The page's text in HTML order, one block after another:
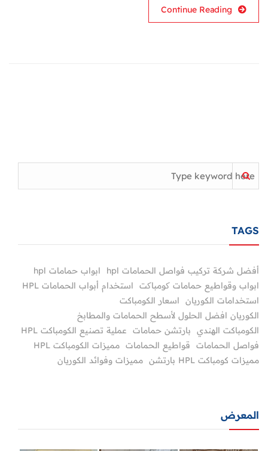
Continue Reading
TAGS
أفضل شركة تركيب فواصل الحمامات hpl
ابواب حمامات hpl
ابواب وقواطيع حمامات کومباکت
استخدام أبواب الحمامات HPL
استخدامات الكوريان
اسعار الكومباكت
الكوريان افضل الحلول لأسطح الحمامات والمطابخ
الكومباكت الهندي
بارتشن حمامات
عملية تصنيع الكومباكت HPL
فواصل الحمامات
قواطيع الحمامات مميزات الكومباكت HPL
مميزات كومباكت HPL بارتشن
مميزات وفوائد الكوريان
المعرض